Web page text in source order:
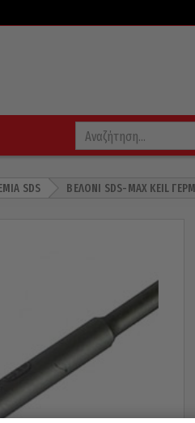
SDS ΒΕΛΌΝΙ SDS-MAX KEIL